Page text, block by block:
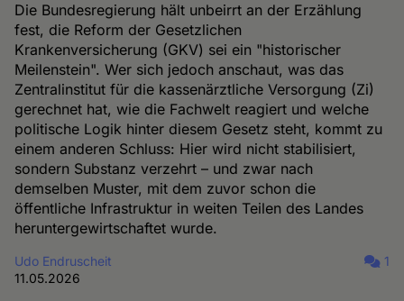
Die Bundesregierung hält unbeirrt an der Erzählung
fest, die Reform der Gesetzlichen
Krankenversicherung (GKV) sei ein "historischer
Meilenstein". Wer sich jedoch anschaut, was das
Zentralinstitut für die kassenärztliche Versorgung (Zi)
gerechnet hat, wie die Fachwelt reagiert und welche
politische Logik hinter diesem Gesetz steht, kommt zu
einem anderen Schluss: Hier wird nicht stabilisiert,
sondern Substanz verzehrt – und zwar nach
demselben Muster, mit dem zuvor schon die
öffentliche Infrastruktur in weiten Teilen des Landes
heruntergewirtschaftet wurde.
Udo Endruscheit
11.05.2026
1